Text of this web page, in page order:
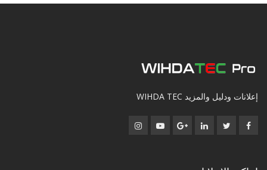
إعلانات ودليل والمزيد WIHDA TEC